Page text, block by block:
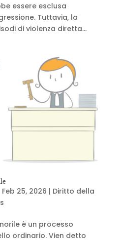
essere esclusa
Tuttavia, la
di violenza diretta...
Feb 25, 2026 | Diritto della
è un processo
ordinario. Vien detto